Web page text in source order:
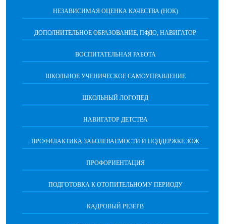
НЕЗАВИСИМАЯ ОЦЕНКА КАЧЕСТВА (НОК)
ДОПОЛНИТЕЛЬНОЕ ОБРАЗОВАНИЕ, ПФДО, НАВИГАТОР
ВОСПИТАТЕЛЬНАЯ РАБОТА
ШКОЛЬНОЕ УЧЕНИЧЕСКОЕ САМОУПРАВЛЕНИЕ
ШКОЛЬНЫЙ ЛОГОПЕД
НАВИГАТОР ДЕТСТВА
ПРОФИЛАКТИКА ЗАБОЛЕВАЕМОСТИ И ПОДДЕРЖКЕ ЗОЖ
ПРОФОРИЕНТАЦИЯ
ПОДГОТОВКА К ОТОПИТЕЛЬНОМУ ПЕРИОДУ
КАДРОВЫЙ РЕЗЕРВ